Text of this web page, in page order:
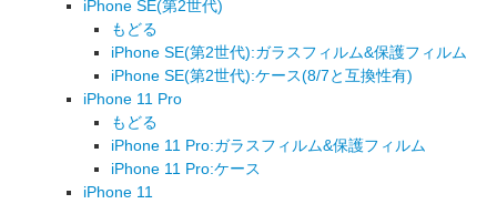
iPhone SE(第2世代)
もどる
iPhone SE(第2世代):ガラスフィルム&保護フィルム
iPhone SE(第2世代):ケース(8/7と互換性有)
iPhone 11 Pro
もどる
iPhone 11 Pro:ガラスフィルム&保護フィルム
iPhone 11 Pro:ケース
iPhone 11